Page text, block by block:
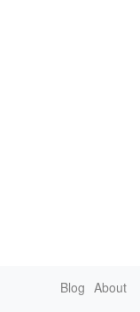
Blog About